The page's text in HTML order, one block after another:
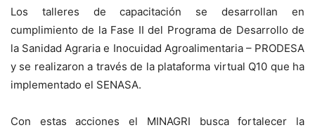
Los talleres de capacitación se desarrollan en
cumplimiento de la Fase II del Programa de Desarrollo de
la Sanidad Agraria e Inocuidad Agroalimentaria – PRODESA
y se realizaron a través de la plataforma virtual Q10 que ha
implementado el SENASA.
Con estas acciones el MINAGRI busca fortalecer la